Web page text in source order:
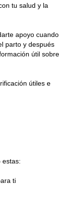
tu salud y la
apoyo cuando
parto y después
útil sobre
útiles e
estas:
ti